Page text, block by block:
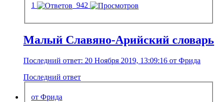
1
942
Малый Славяно-Арийский словарь
Последний ответ: 20 Ноября 2019, 13:09:16 от Фрида
Последний ответ
от Фрида